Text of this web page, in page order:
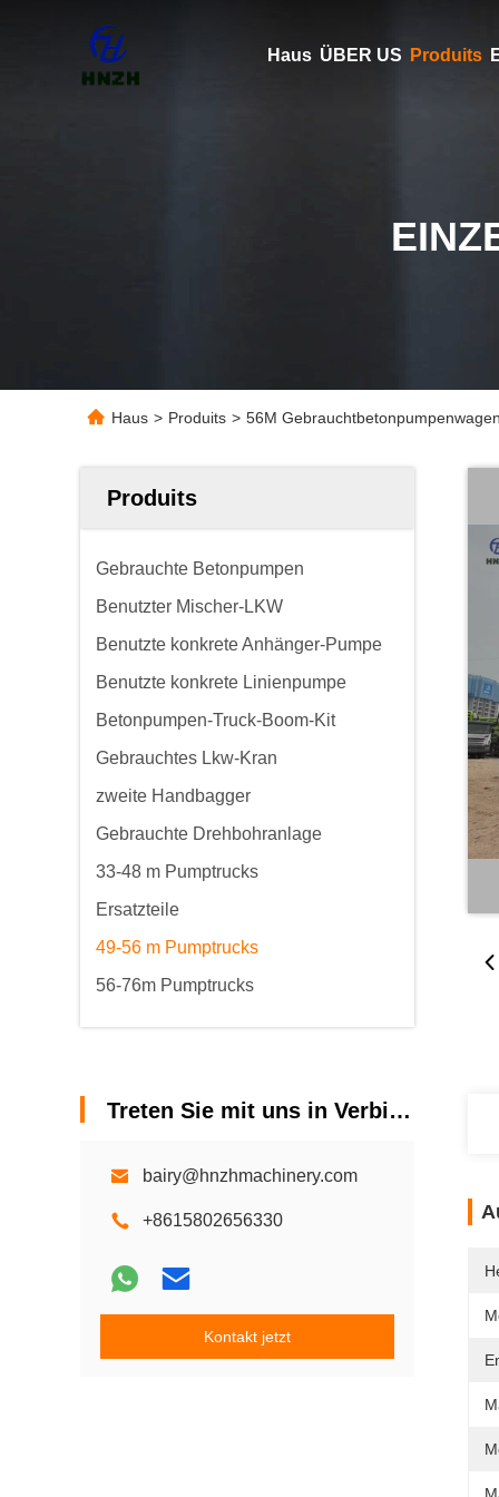
Haus ÜBER US Produits
Haus > Produits > 56M
Produits
Gebrauchte Betonpumpen
Benutzter Mischer-LKW
Benutzte konkrete Anhänger-Pumpe
Benutzte konkrete Linienpumpe
Betonpumpen-Truck-Boom-Kit
Gebrauchtes Lkw-Kran
zweite Handbagger
Gebrauchte Drehbohranlage
33-48 m Pumptrucks
Ersatzteile
49-56 m Pumptrucks
56-76m Pumptrucks
Treten Sie mit uns in Verbindung
bairy@hnzhmachinery.com
+8615802656330
Kontakt jetzt